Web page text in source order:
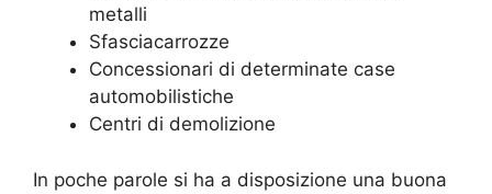
metalli
Sfasciacarrozze
Concessionari di determinate case
automobilistiche
Centri di demolizione
In poche parole si ha a disposizione una buona